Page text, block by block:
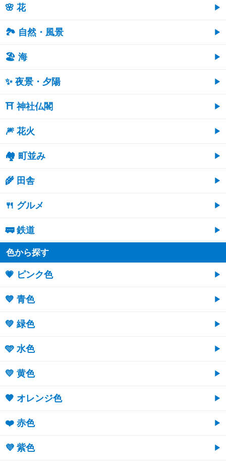
🌸 花
🏞️ 自然・風景
🏖 海
✨ 夜景・夕陽
⛩ 神社仏閣
🎆 花火
🏘 町並み
🌾 田舎
🍴 グルメ
🚃 鉄道
色から探す
💗 ピンク色
💙 青色
💚 緑色
🩵 水色
💛 黄色
🧡 オレンジ色
❤️ 赤色
💜 紫色